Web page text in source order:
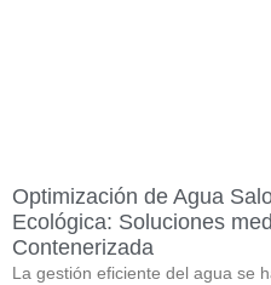
Optimización de Agua
Ecológica: Soluciones
Contenerizada
La gestión eficiente del agua se